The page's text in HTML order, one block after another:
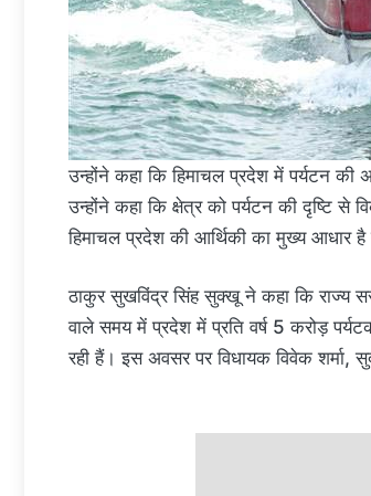
उन्होंने कहा कि हिमाचल प्रदेश में पर्यटन की
उन्होंने कहा कि क्षेत्र को पर्यटन की दृष्टि से
हिमाचल प्रदेश की आर्थिकी का मुख्य आधार
ठाकुर सुखविंद्र सिंह सुक्खू ने कहा कि राज्य
वाले समय में प्रदेश में प्रति वर्ष 5 करोड़
रही हैं। इस अवसर पर विधायक विवेक शर्मा,